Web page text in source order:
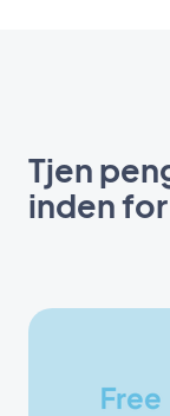
Tjen
inden